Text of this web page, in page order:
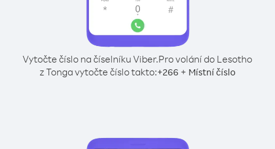
Vytočte číslo na číselníku Viber.Pro volání do Lesotho
z Tonga vytočte číslo takto:+266 + Místní číslo